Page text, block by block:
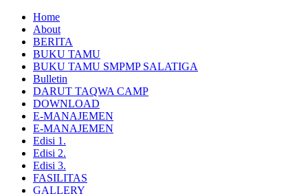
Home
About
BERITA
BUKU TAMU
BUKU TAMU SMPMP SALATIGA
Bulletin
DARUT TAQWA CAMP
DOWNLOAD
E-MANAJEMEN
E-MANAJEMEN
Edisi 1.
Edisi 2.
Edisi 3.
FASILITAS
GALLERY